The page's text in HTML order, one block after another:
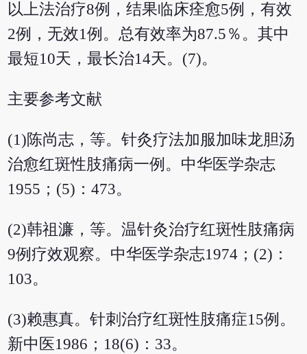
以上法治疗8例，结果临床痊愈5例，有效
2例，无效1例。总有效率为87.5％。其中
最短10天，最长治14天。(7)。
主要参考文献
(1)陈尚志，等。针灸疗法加服加味龙胆汤
治愈红斑性肢痛病一例。中华医学杂志
1955；(5)：473。
(2)韩祖濂，等。温针灸治疗红斑性肢痛病
9例疗效观察。中华医学杂志1974；(2)：
103。
(3)赖惠真。针刺治疗红斑性肢痛症15例。
新中医1986；18(6)：33。